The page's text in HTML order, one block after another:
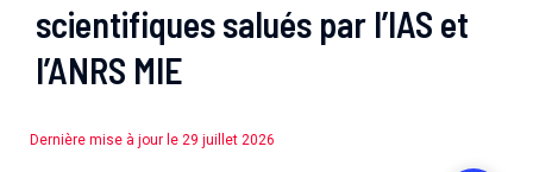
scientifiques salués par l’IAS et
l’ANRS MIE
Dernière mise à jour le 29 juillet 2026